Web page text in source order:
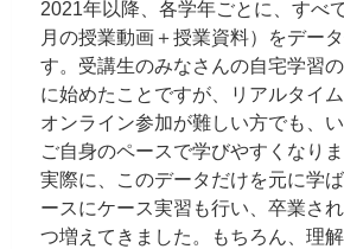
2021年以降、各学年ごとに、すべ
月の授業動画＋授業資料）をデー
す。受講生のみなさんの自宅学習
に始めたことですが、リアルタイ
オンライン参加が難しい方でも、い
ご自身のペースで学びやすくなりま
実際に、このデータだけを元に学
ースにケース実習も行い、卒業さ
つ増えてきました。もちろん、理